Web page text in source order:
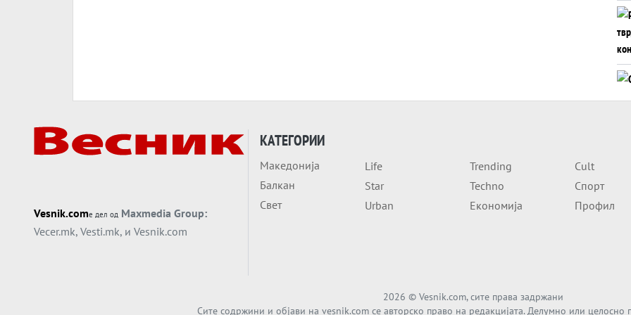
Vesnik.comе дел од Maxmedia Group:
Vecer.mk, Vesti.mk, и Vesnik.com
КАТЕГОРИИ
Македонија
Балкан
Свет
Life
Star
Urban
Trending
Techno
Економија
Cult
Спорт
Профил
2026 © Vesnik.com, сите права задржани
Сите содржини и објави на vesnik.com се авторско право на редакцијата. Делумно или целосно